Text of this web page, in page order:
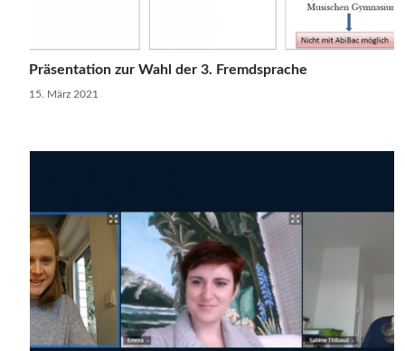
Präsentation zur Wahl der 3. Fremdsprache
15. März 2021